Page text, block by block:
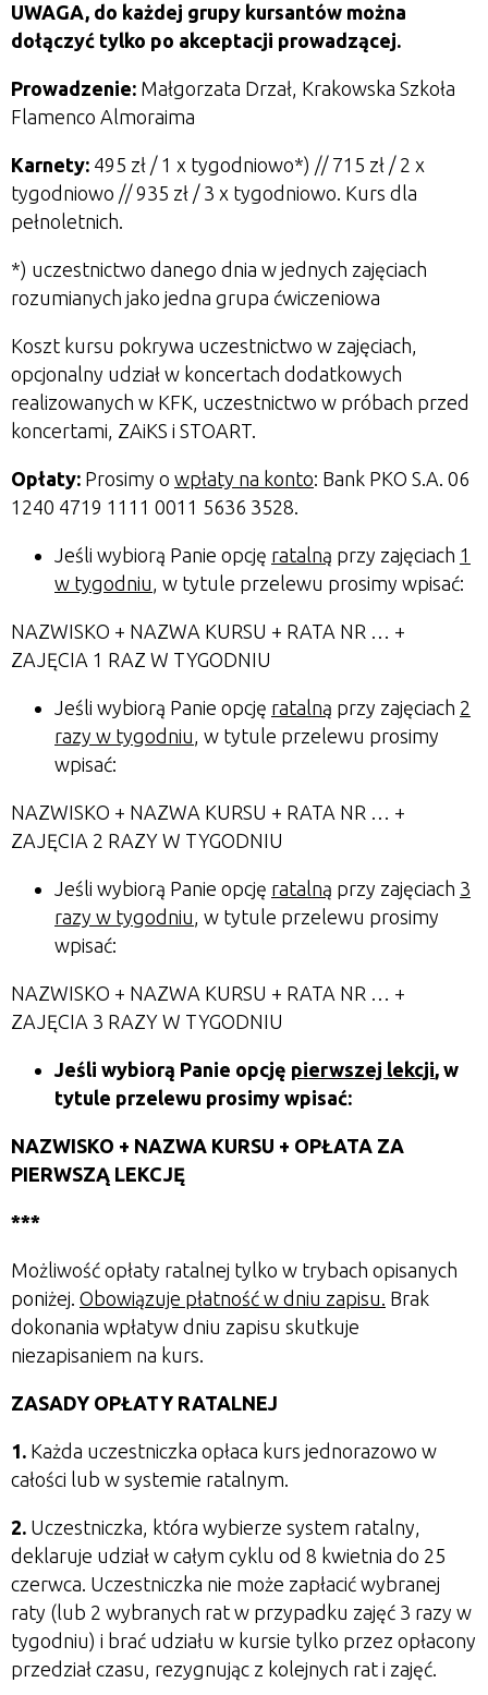
UWAGA, do każdej grupy kursantów można
dołączyć tylko po akceptacji prowadzącej.
Prowadzenie: Małgorzata Drzał, Krakowska Szkoła
Flamenco Almoraima
Karnety: 495 zł / 1 x tygodniowo*) // 715 zł / 2 x
tygodniowo // 935 zł / 3 x tygodniowo. Kurs dla
pełnoletnich.
*) uczestnictwo danego dnia w jednych zajęciach
rozumianych jako jedna grupa ćwiczeniowa
Koszt kursu pokrywa uczestnictwo w zajęciach,
opcjonalny udział w koncertach dodatkowych
realizowanych w KFK, uczestnictwo w próbach przed
koncertami, ZAiKS i STOART.
Opłaty: Prosimy o wpłaty na konto: Bank PKO S.A. 06
1240 4719 1111 0011 5636 3528.
Jeśli wybiorą Panie opcję ratalną przy zajęciach 1
w tygodniu, w tytule przelewu prosimy wpisać:
NAZWISKO + NAZWA KURSU + RATA NR … +
ZAJĘCIA 1 RAZ W TYGODNIU
Jeśli wybiorą Panie opcję ratalną przy zajęciach 2
razy w tygodniu, w tytule przelewu prosimy
wpisać:
NAZWISKO + NAZWA KURSU + RATA NR … +
ZAJĘCIA 2 RAZY W TYGODNIU
Jeśli wybiorą Panie opcję ratalną przy zajęciach 3
razy w tygodniu, w tytule przelewu prosimy
wpisać:
NAZWISKO + NAZWA KURSU + RATA NR … +
ZAJĘCIA 3 RAZY W TYGODNIU
Jeśli wybiorą Panie opcję pierwszej lekcji, w
tytule przelewu prosimy wpisać:
NAZWISKO + NAZWA KURSU + OPŁATA ZA
PIERWSZĄ LEKCJĘ
***
Możliwość opłaty ratalnej tylko w trybach opisanych
poniżej. Obowiązuje płatność w dniu zapisu. Brak
dokonania wpłatyw dniu zapisu skutkuje
niezapisaniem na kurs.
ZASADY OPŁATY RATALNEJ
1. Każda uczestniczka opłaca kurs jednorazowo w
całości lub w systemie ratalnym.
2. Uczestniczka, która wybierze system ratalny,
deklaruje udział w całym cyklu od 8 kwietnia do 25
czerwca. Uczestniczka nie może zapłacić wybranej
raty (lub 2 wybranych rat w przypadku zajęć 3 razy w
tygodniu) i brać udziału w kursie tylko przez opłacony
przedział czasu, rezygnując z kolejnych rat i zajęć.